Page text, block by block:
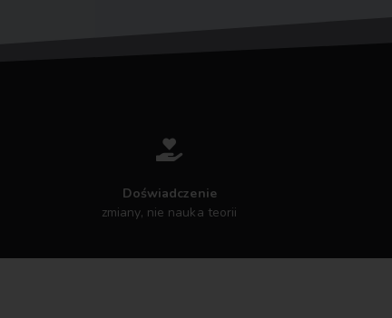
Doświadczenie
zmiany, nie nauka teorii